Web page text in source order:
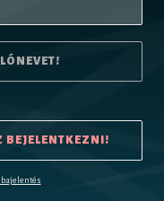
BEJELENTKEZNI!